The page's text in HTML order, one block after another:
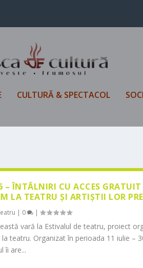
CULTURĂ & SPECTACOL
– ÎNTÂLNIRI CU ACCES
LA TEATRU ȘI ARTIȘTII LOR
| 0 |
vară la Estivalul de teatru, proiect
teatru. Organizat în perioada 11 iulie –
îi are...